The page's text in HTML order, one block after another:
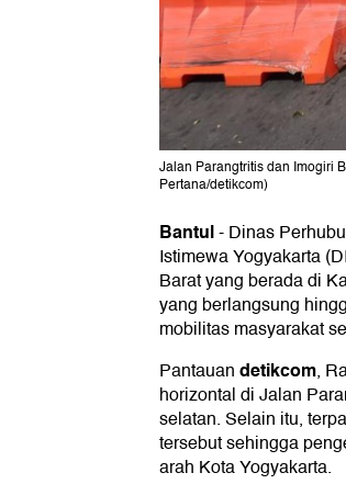
Jalan Parangtritis dan Imogiri
Pertana/detikcom)
Bantul-Dinas
Istimewa Yogyakarta
Barat yang berada di
yang berlangsung
mobilitas masyarakat
Pantauandetikcom,
horizontal di Jalan
selatan. Selain itu,
tersebut sehingga
arah Kota Yogyakarta.